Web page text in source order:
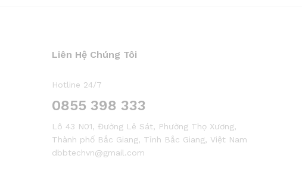
Liên Hệ Chúng Tôi
Hotline 24/7
0855 398 333
Lô 43 N01, Đường Lê Sát, Phường Thọ Xương,
Thành phố Bắc Giang, Tỉnh Bắc Giang, Việt Nam
dbbtechvn@gmail.com